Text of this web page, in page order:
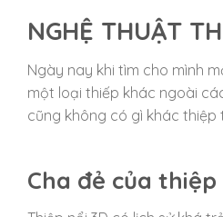
NGHỆ THUẬT
Ngày nay khi tìm cho mình
một loại thiếp khác ngoài
cũng không có gì khác
Cha đẻ của thiệp